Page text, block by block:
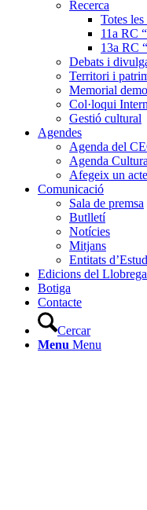
Recerca
Totes les
11a RC
13a RC
Debats i
Territori i
Memorial
Col·loqui
Gestió cultural
Agendes
Agenda del
Agenda
Afegeix un
Comunicació
Sala de premsa
Butlletí
Notícies
Mitjans
Entitats
Edicions del
Botiga
Contacte
Cercar
Menu Menu